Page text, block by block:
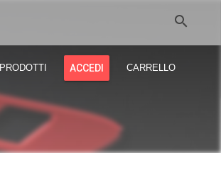
search
PRODOTTI ACCEDI CARRELLO